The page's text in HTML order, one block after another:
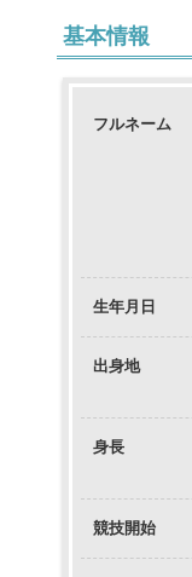
基本情報
フルネーム
生年月日
出身地
身長
競技開始